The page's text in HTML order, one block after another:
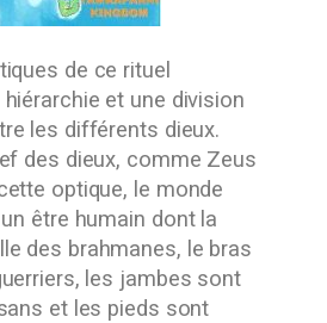
de ce rituel
et une division
les différents dieux.
des dieux, comme Zeus
optique, le monde
être humain dont la
des brahmanes, le bras
les jambes sont
et les pieds sont